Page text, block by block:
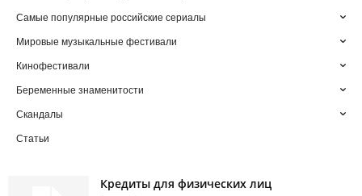
Самые популярные российские сериалы
Мировые музыкальные фестивали
Кинофестивали
Беременные знаменитости
Скандалы
Статьи
Кредиты для физических лиц